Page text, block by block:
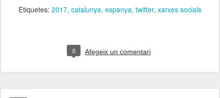
Etiquetes: 2017 catalunya espanya twitter xarxes socials
0 Afegeix un comentari